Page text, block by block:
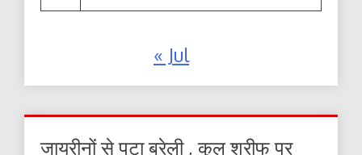
« Jul
जायरीनों से पटा बरेली , कुल शरीफ पर